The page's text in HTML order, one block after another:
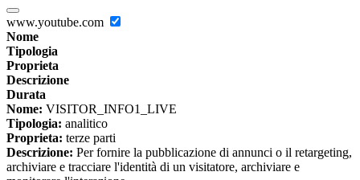
www.youtube.com
Nome
Tipologia
Proprieta
Descrizione
Durata
Nome: VISITOR_INFO1_LIVE
Tipologia: analitico
Proprieta: terze parti
Descrizione: Per fornire la pubblicazione di annunci o il retargeting,
archiviare e tracciare l'identità di un visitatore, archiviare e